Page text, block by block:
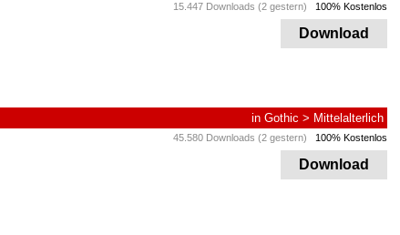
15.447 Downloads (2 gestern) 100% Kostenlos
Download
in Gothic > Mittelalterlich
45.580 Downloads (2 gestern) 100% Kostenlos
Download